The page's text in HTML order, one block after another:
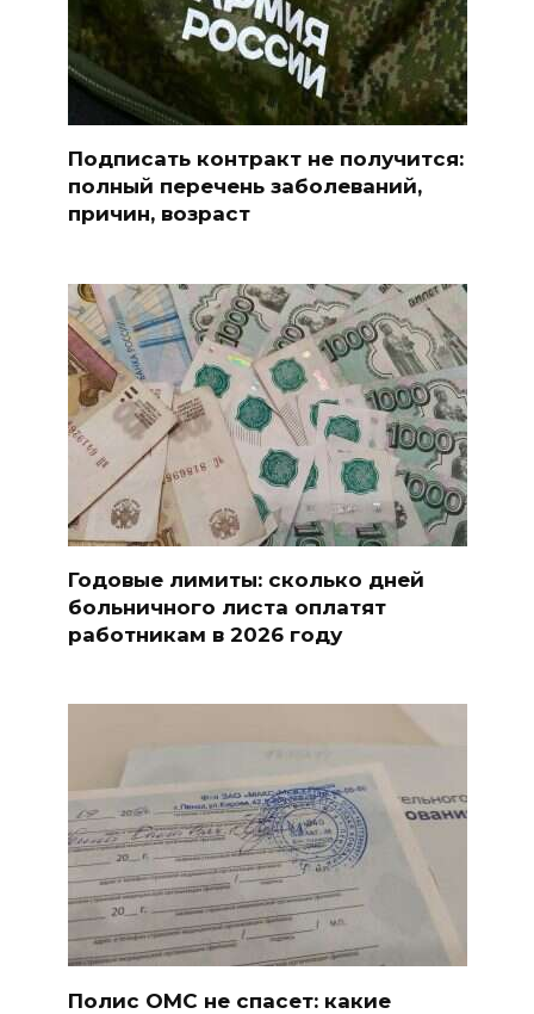
Подписать контракт не получится:
полный перечень заболеваний,
причин, возраст
Годовые лимиты: сколько дней
больничного листа оплатят
работникам в 2026 году
Полис ОМС не спасет: какие